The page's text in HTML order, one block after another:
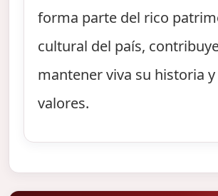
forma parte del rico
cultural del país,
mantener viva su historia y
valores.